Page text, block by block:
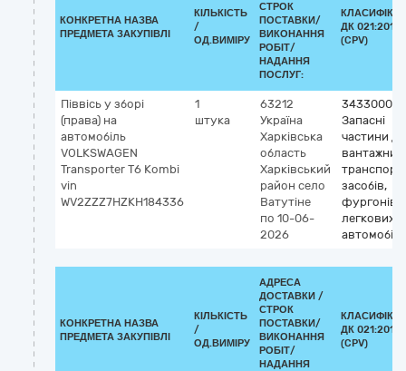
КОНКРЕТНА НАЗВА
ПРЕДМЕТА ЗАКУПІВЛІ
КІЛЬКІСТЬ
/
ОД.ВИМІРУ
СТРОК
ПОСТАВКИ/
ВИКОНАННЯ
РОБІТ/
НАДАННЯ
ПОСЛУГ:
ДК 021:2015
(CPV)
Піввісь у зборі
(права) на
автомобіль
VOLKSWAGEN
Transporter Т6 Kombi
vin
WV2ZZZ7HZKH184336
1
штука
63212
Україна
Харківська
область
Харківський
район село
Ватутіне
по 10-06-
2026
Запасні
частини до
вантажних
засобів,
фургонів
легкових
КОНКРЕТНА НАЗВА
ПРЕДМЕТА ЗАКУПІВЛІ
КІЛЬКІСТЬ
/
ОД.ВИМІРУ
АДРЕСА
ДОСТАВКИ /
СТРОК
ПОСТАВКИ/
ВИКОНАННЯ
РОБІТ/
НАДАННЯ
ДК 021:2015
(CPV)